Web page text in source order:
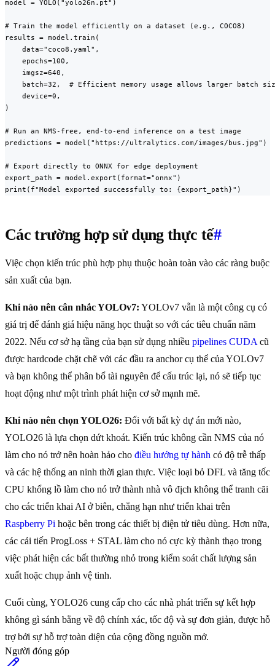
model = YOLO("yolo26n.pt")
# Train the model efficiently on a dataset (e.g., COCO8)
results = model.train(
    data="coco8.yaml",
    epochs=100,
    imgsz=640,
batch=32,  # Efficient memory usage allows larger batch
    device=0,
)
# Run an NMS-free, end-to-end inference on a test image
predictions = model("https://ultralytics.com/images/bus.jpg")
# Export directly to ONNX for edge deployment
export_path = model.export(format="onnx")
print(f"Model exported successfully to: {export_path}")
Các trường hợp sử dụng thực tế#
Việc chọn kiến trúc phù hợp phụ thuộc hoàn toàn vào các ràng buộc
sản xuất của bạn.
Khi nào nên cân nhắc YOLOv7: YOLOv7 vẫn là một công cụ có
giá trị để đánh giá hiệu năng học thuật so với các tiêu chuẩn năm
2022. Nếu cơ sở hạ tầng của bạn sử dụng nhiều pipelines CUDA cũ
được hardcode chặt chẽ với các đầu ra anchor cụ thể của YOLOv7
và bạn không thể phân bổ tài nguyên để cấu trúc lại, nó sẽ tiếp tục
hoạt động như một trình phát hiện cơ sở mạnh mẽ.
Khi nào nên chọn YOLO26: Đối với bất kỳ dự án mới nào,
YOLO26 là lựa chọn dứt khoát. Kiến trúc không cần NMS của nó
làm cho nó trở nên hoàn hảo cho điều hướng tự hành có độ trễ thấp
và các hệ thống an ninh thời gian thực. Việc loại bỏ DFL và tăng tốc
CPU khổng lồ làm cho nó trở thành nhà vô địch không thể tranh cãi
cho các triển khai AI ở biên, chẳng hạn như triển khai trên
Raspberry Pi hoặc bên trong các thiết bị điện tử tiêu dùng. Hơn nữa,
các cải tiến ProgLoss + STAL làm cho nó cực kỳ thành thạo trong
việc phát hiện các bất thường nhỏ trong kiểm soát chất lượng sản
xuất hoặc chụp ảnh vệ tinh.
Cuối cùng, YOLO26 cung cấp cho các nhà phát triển sự kết hợp
không gì sánh bằng về độ chính xác, tốc độ và sự đơn giản, được hỗ
trợ bởi sự hỗ trợ toàn diện của cộng đồng nguồn mở.
Người đóng góp